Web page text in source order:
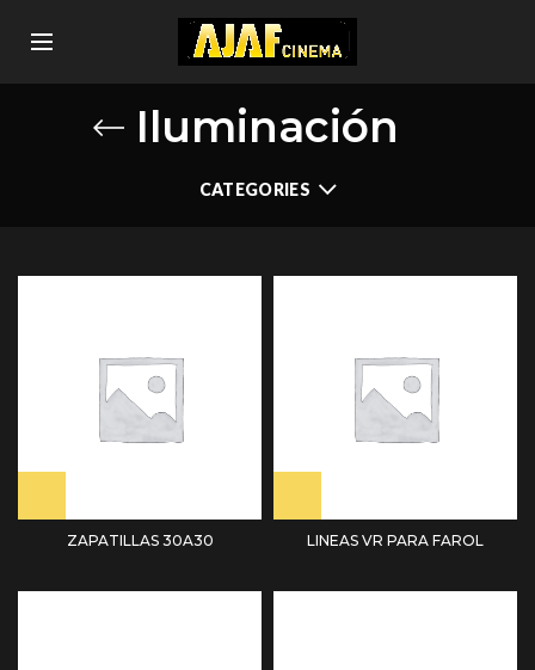
Iluminación
CATEGORIES
ZAPATILLAS 30A30 LINEAS VR PARA FAROL